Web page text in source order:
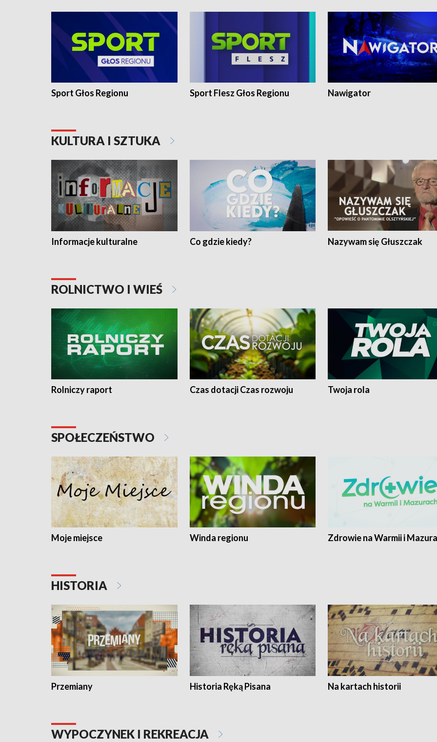
Sport Głos Regionu Sport Flesz Głos Regionu Nawigator
KULTURA I SZTUKA
Informacje kulturalne Co gdzie kiedy? Nazywam się Głuszczak
ROLNICTWO I WIEŚ
Rolniczy raport Czas dotacji Czas rozwoju Twoja rola
SPOŁECZEŃSTWO
Moje miejsce Winda regionu Zdrowie na Warmii i
HISTORIA
Przemiany Historia Ręką Pisana Na kartach historii
WYPOCZYNEK I REKREACJA